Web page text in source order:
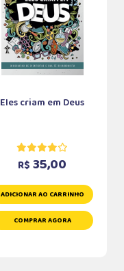
Eles criam em Deus
R$ 35,00
ADICIONAR AO CARRINHO
COMPRAR AGORA